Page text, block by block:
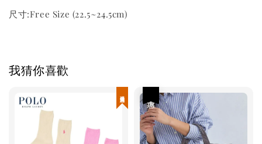
尺寸:Free Size (22.5~24.5cm)
我猜你喜歡